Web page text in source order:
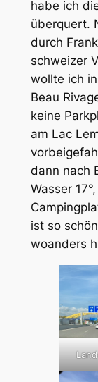
habe ich
überquert.
durch
schweizer
wollte ich
Beau
keine
am Lac
dann nach
Wasser
ist so
woanders